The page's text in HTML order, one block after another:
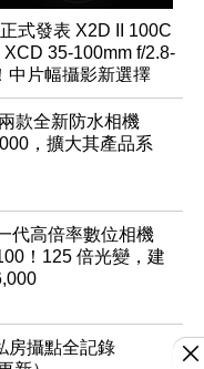
式發表 X2D II 100C
XCD 35-100mm f/2.8-
中片幅攝影新選擇
款全新防水相機
，擴大其產品系
代高倍率數位相機
！125 倍光變，建
房攝點全記錄